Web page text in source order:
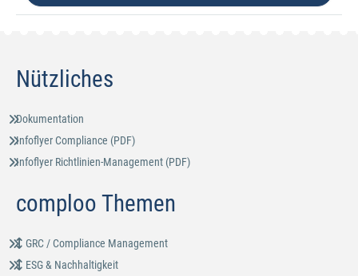
Nützliches
Dokumentation
Infoflyer Compliance (PDF)
Infoflyer Richtlinien-Management (PDF)
comploo Themen
GRC / Compliance Management
ESG & Nachhaltigkeit